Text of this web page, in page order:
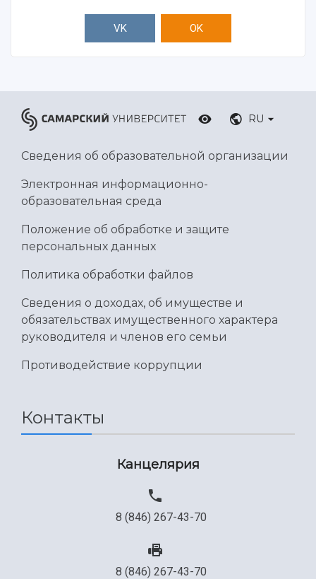
VK OK
RU
Сведения об образовательной организации
Электронная информационно-
образовательная среда
Положение об обработке и защите
персональных данных
Политика обработки файлов
Сведения о доходах, об имуществе и
обязательствах имущественного характера
руководителя и членов его семьи
Противодействие коррупции
Контакты
Канцелярия
8 (846) 267-43-70
8 (846) 267-43-70